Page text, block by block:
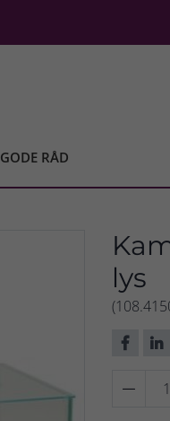
GODE RÅD
lys
